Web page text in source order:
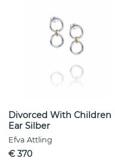
Divorced With Children
Ear Silber
Efva Attling
€ 370